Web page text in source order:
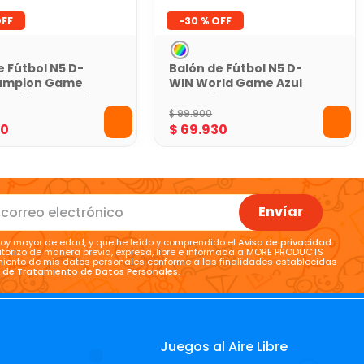
Fútbol N5 D-
Game
con Caja
-30 %
Balón de Fútbol N5 D-
WIN World Game Azul
con Caja
$99.900
$ 69.930
Envíar
mayor de edad, y que he leído y comprendido elAviso de privacidad.
de manera previa, expresa, libre e informada a MORE PRODUCTS
de mis datos personales conforme a las finalidades establecidas
Tratamiento de Datos Personales.
Juegos al Aire Libre